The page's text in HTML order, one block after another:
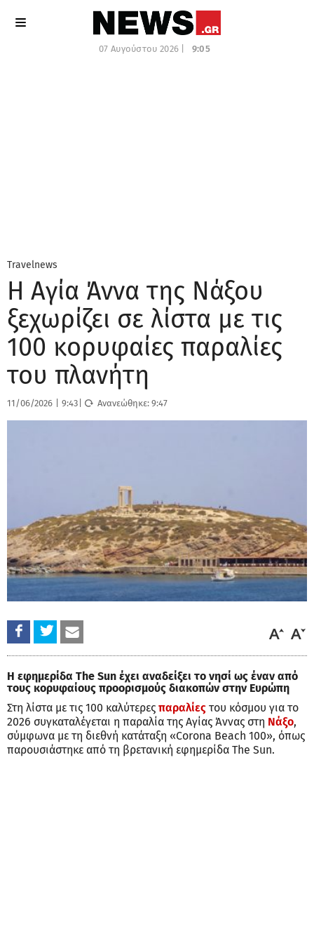
07 Αυγούστου 2026 | 9:05
Travelnews
Η Αγία Άννα της Νάξου
ξεχωρίζει σε λίστα με τις
100 κορυφαίες παραλίες
του πλανήτη​​​​​​​​​​​​​​​
11/06/2026 9:43 Ανανεώθηκε:9:47
Η εφημερίδα The Sun έχει αναδείξει το νησί ως έναν από
τους κορυφαίους προορισμούς διακοπών στην Ευρώπη
Στη λίστα με τις 100 καλύτερες παραλίες του κόσμου για το
2026 συγκαταλέγεται η παραλία της Αγίας Άννας στη Νάξο,
σύμφωνα με τη διεθνή κατάταξη «Corona Beach 100», όπως
παρουσιάστηκε από τη βρετανική εφημερίδα The Sun.